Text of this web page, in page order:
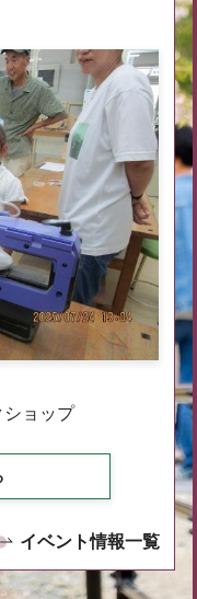
ショップ
イベント情報一覧